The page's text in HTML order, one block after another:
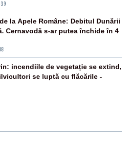
la Apele Române: Debitul Dunării
Cernavodă s-ar putea închide în 4
incendiile de vegetație se extind,
se luptă cu flăcările -